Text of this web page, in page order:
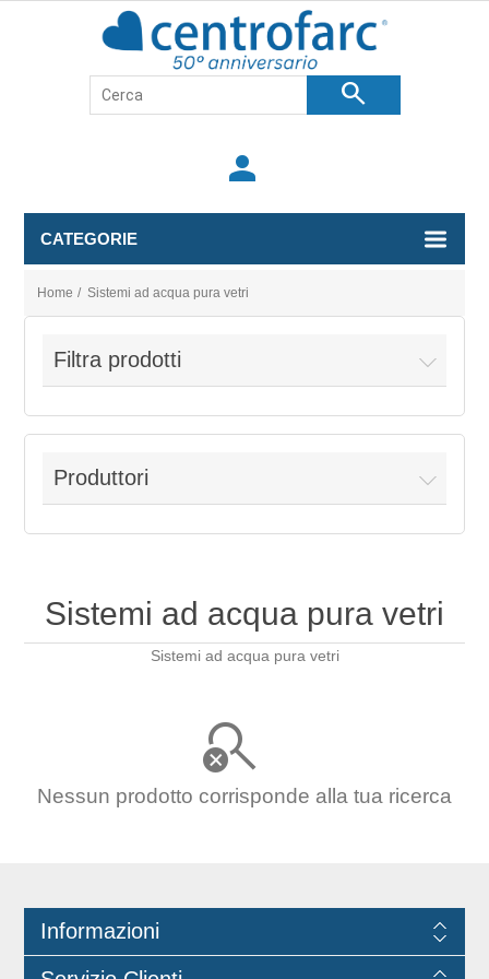
search
person
CATEGORIE
Home / Sistemi ad acqua pura vetri
Filtra prodotti
Produttori
Sistemi ad acqua pura vetri
Sistemi ad acqua pura vetri
Nessun prodotto corrisponde alla tua ricerca
Informazioni